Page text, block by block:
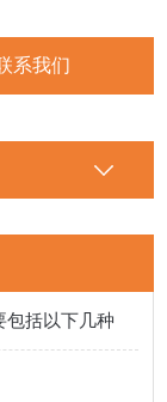
系我们
包括以下几种